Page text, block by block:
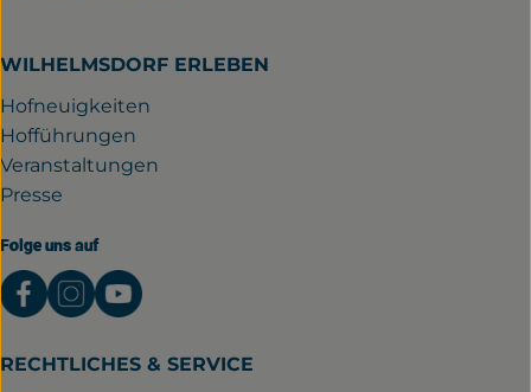
WILHELMSDORF ERLEBEN
Hofneuigkeiten
Hofführungen
Veranstaltungen
Presse
Folge uns auf
Externer Link zu https://www.facebook.com/
Externer Link zu https://
Externer Link zu https://
RECHTLICHES & SERVICE